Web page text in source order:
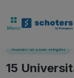
Kuliah di Luar Negeri
15